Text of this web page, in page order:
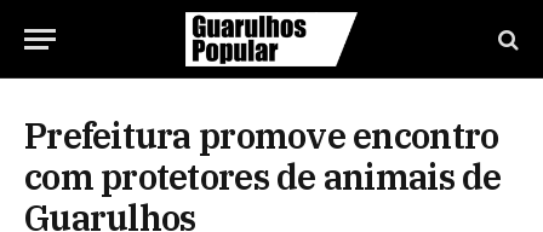
Prefeitura promove encontro
com protetores de animais de
Guarulhos